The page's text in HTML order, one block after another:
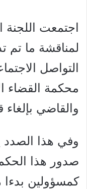
اجتمعت
لمناقشة ما تم
التواصل
محكمة القضاء
والقاضي بإلغاء
وفي هذا الصدد
صدور هذا الحكم